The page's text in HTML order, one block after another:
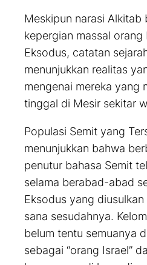
Meskipun narasi Alkitab
kepergian massal orang
Eksodus, catatan
menunjukkan realitas
mengenai mereka yang
tinggal di Mesir sekitar
Populasi Semit yang
menunjukkan bahwa
penutur bahasa Semit
selama berabad-abad
Eksodus yang
sana sesudahnya.
belum tentu semuanya
sebagai “orang Israel”